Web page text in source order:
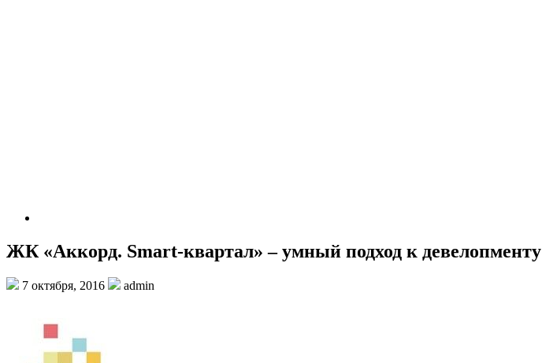
ЖК «Аккорд. Smart-квартал» – умный подход к девелопменту
7 октября, 2016 admin